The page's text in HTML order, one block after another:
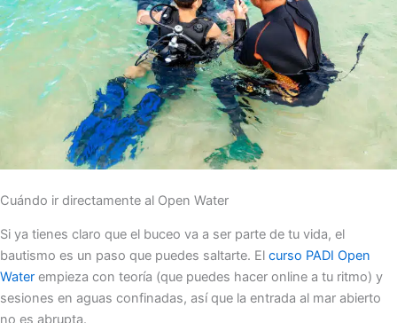
Cuándo ir directamente al Open Water
Si ya tienes claro que el buceo va a ser parte de tu vida, el
bautismo es un paso que puedes saltarte. El curso PADI Open
Water empieza con teoría (que puedes hacer online a tu ritmo) y
sesiones en aguas confinadas, así que la entrada al mar abierto
no es abrupta.